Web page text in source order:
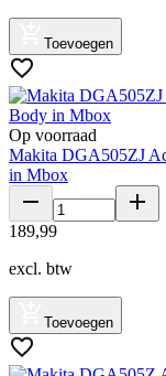
Toevoegen
Op voorraad
Makita DGA505ZJ
in Mbox
189,99
excl. btw
Toevoegen